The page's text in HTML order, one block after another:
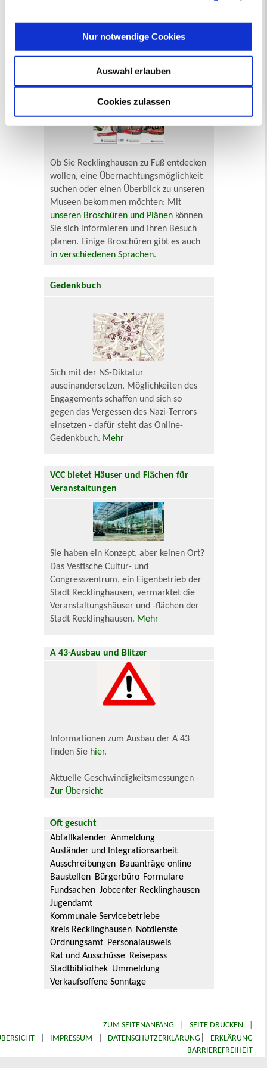
Cookies zulassen
Auswahl erlauben
Nur notwendige Cookies
Behinderung
Arbeitslos
Senioren und Pflege
Finanzielle und soziale Notlagen
Ob Sie Recklinghausen zu Fuß entdecken
wollen, eine Übernachtungsmöglichkeit
suchen oder einen Überblick zu unseren
Museen bekommen möchten: Mit
unseren Broschüren und Plänen können
Sie sich informieren und Ihren Besuch
planen. Einige Broschüren gibt es auch
in verschiedenen Sprachen.
Gedenkbuch
Sich mit der NS-Diktatur
auseinandersetzen, Möglichkeiten des
Engagements schaffen und sich so
gegen das Vergessen des Nazi-Terrors
einsetzen - dafür steht das Online-
Gedenkbuch. Mehr
VCC bietet Häuser und Flächen für
Veranstaltungen
Sie haben ein Konzept, aber keinen Ort?
Das Vestische Cultur- und
Congresszentrum, ein Eigenbetrieb der
Stadt Recklinghausen, vermarktet die
Veranstaltungshäuser und -flächen der
Stadt Recklinghausen. Mehr
A 43-Ausbau und Blitzer
Informationen zum Ausbau der A 43
finden Sie hier.
Aktuelle Geschwindigkeitsmessungen -
Zur Übersicht
Oft gesucht
Abfallkalender Anmeldung
Ausländer und Integrationsarbeit
Ausschreibungen Bauanträge online
Baustellen Bürgerbüro Formulare
Fundsachen Jobcenter Recklinghausen
Jugendamt
Kommunale Servicebetriebe
Kreis Recklinghausen Notdienste
Ordnungsamt Personalausweis
Rat und Ausschüsse Reisepass
Stadtbibliothek Ummeldung
Verkaufsoffene Sonntage
ZUM SEITENANFANG SEITE DRUCKEN
IMPRESSUM DATENSCHUTZERKLÄRUNG|
ERKLÄRUNG
BARRIEREFREIHEIT